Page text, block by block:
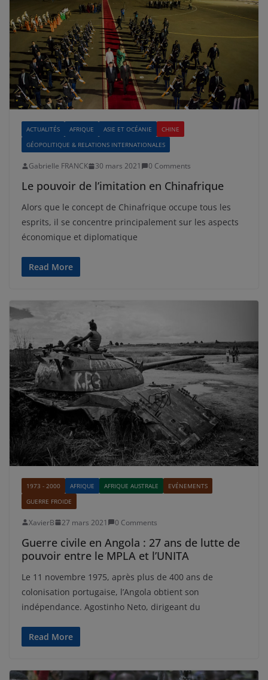
ACTUALITÉS AFRIQUE ASIE ET OCÉANIE
CHINE
GÉOPOLITIQUE & RELATIONS INTERNATIONALES
Gabrielle FRANCK 30 mars 2021 0 Comments
Le pouvoir de l’imitation en Chinafrique
Alors que le concept de Chinafrique occupe tous les
esprits, il se concentre principalement sur les aspects
économique et diplomatique
Read More
1973 - 2000 AFRIQUE AFRIQUE AUSTRALE
EVÉNEMENTS
GUERRE FROIDE
XavierB 27 mars 2021 0 Comments
Guerre civile en Angola : 27 ans de lutte de
pouvoir entre le MPLA et l’UNITA
Le 11 novembre 1975, après plus de 400 ans de
colonisation portugaise, l’Angola obtient son
indépendance. Agostinho Neto, dirigeant du
Read More